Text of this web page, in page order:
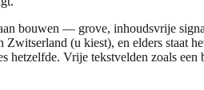
bouwen — grove, inhoudsvrije
(u kiest), en elders staat
Vrije tekstvelden zoals